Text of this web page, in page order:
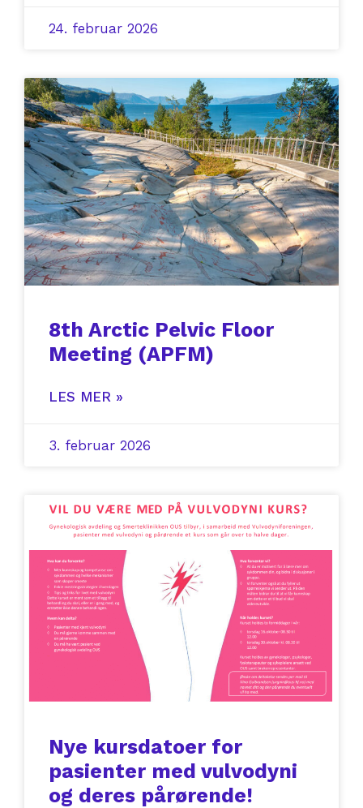
24. februar 2026
8th Arctic Pelvic Floor
Meeting (APFM)
LES MER »
3. februar 2026
Nye kursdatoer for
pasienter med vulvodyni
og deres pårørende!